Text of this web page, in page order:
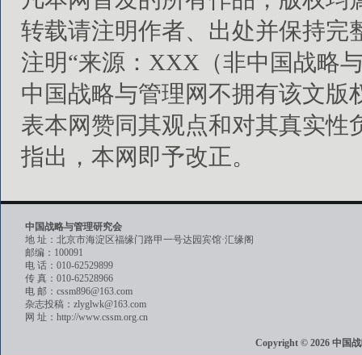
转载请注明作者、出处并保持完
注明“来源：XXX（非中国战略
中国战略与管理网不拥有该文
表本网赞同其观点和对其真实
指出，本网即予改正。
中国战略与管理研究会
地 址：北京市海淀区福缘门路甲一号达园宾馆·汇缘阁
邮编：100091
电 话：010-62529899
传 真：010-62528966
电 邮：cssm896@163.com
杂志投稿：zlyglwk@163.com
网 址：http://www.cssm.org.cn
Copyright © 2026 中国